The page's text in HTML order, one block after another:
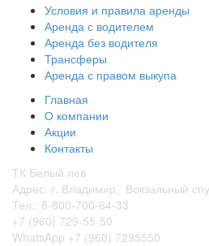
Условия и правила аренды
Аренда с водителем
Аренда без водителя
Трансферы
Аренда с правом выкупа
Главная
О компании
Акции
Контакты
ТК Белый лев
Адрес: г. Владимир, Вокзальный
Тел.: 8-800-700-64-33
+7 (960) 729-55-50
WhatsApp +7 (960) 7295550